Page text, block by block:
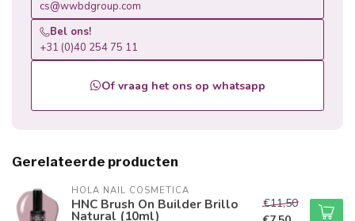
cs@wwbdgroup.com
Bel ons!
+31 (0)40 254 75 11
Of vraag het ons op whatsapp
Gerelateerde producten
HOLA NAIL COSMETICA
HNC Brush On Builder Brillo
Natural (10ml)
€11,50